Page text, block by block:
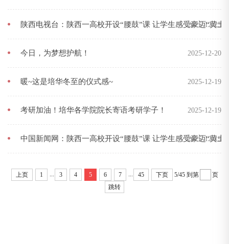
陕西电视台：陕西一高校开设“腰鼓”课 让学生感受豪迈“黄土
2025-12-25
今日，为梦想护航！ 2025-12-20
暖~这是培华冬至的仪式感~ 2025-12-19
考研加油！培华各学院院长寄语考研学子！ 2025-12-19
中国新闻网：陕西一高校开设“腰鼓”课 让学生感受豪迈“黄土
2025-12-19
上页 1 ... 3 4 5 6 7 ... 45 下页 5/45 到第
页
跳转